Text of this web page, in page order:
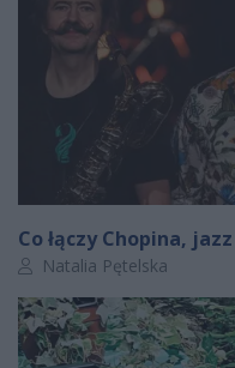
Co łączy Chopina,
Autor artykułu:
Natalia Pętelska